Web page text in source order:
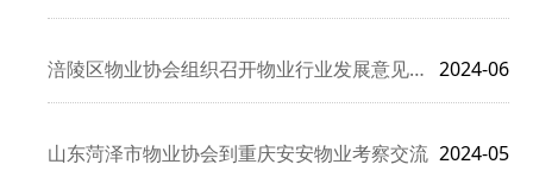
2024-06
涪陵区物业协会组织召开物业行业发展意见交流座谈会——共谋物业
2024-05
山东菏泽市物业协会到重庆安安物业考察交流